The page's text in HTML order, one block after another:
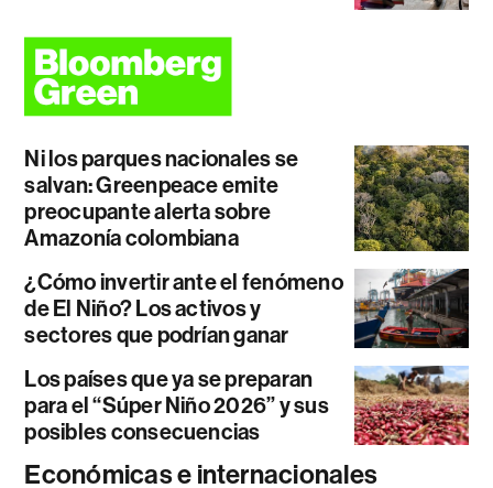
Ni los parques nacionales se
salvan: Greenpeace emite
preocupante alerta sobre
Amazonía colombiana
¿Cómo invertir ante el fenómeno
de El Niño? Los activos y
sectores que podrían ganar
Los países que ya se preparan
para el “Súper Niño 2026” y sus
posibles consecuencias
Económicas e internacionales